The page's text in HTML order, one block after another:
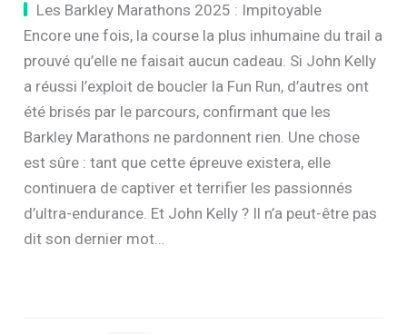
Les Barkley Marathons 2025 : Impitoyable
Encore une fois, la course la plus inhumaine du trail a
prouvé qu’elle ne faisait aucun cadeau. Si John Kelly
a réussi l’exploit de boucler la Fun Run, d’autres ont
été brisés par le parcours, confirmant que les
Barkley Marathons ne pardonnent rien. Une chose
est sûre : tant que cette épreuve existera, elle
continuera de captiver et terrifier les passionnés
d’ultra-endurance. Et John Kelly ? Il n’a peut-être pas
dit son dernier mot…